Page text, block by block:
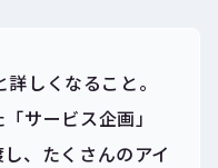
しくなること。
サービス企画」
、たくさんのアイ